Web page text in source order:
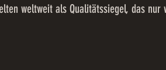
weltweit als Qualitätssiegel, das